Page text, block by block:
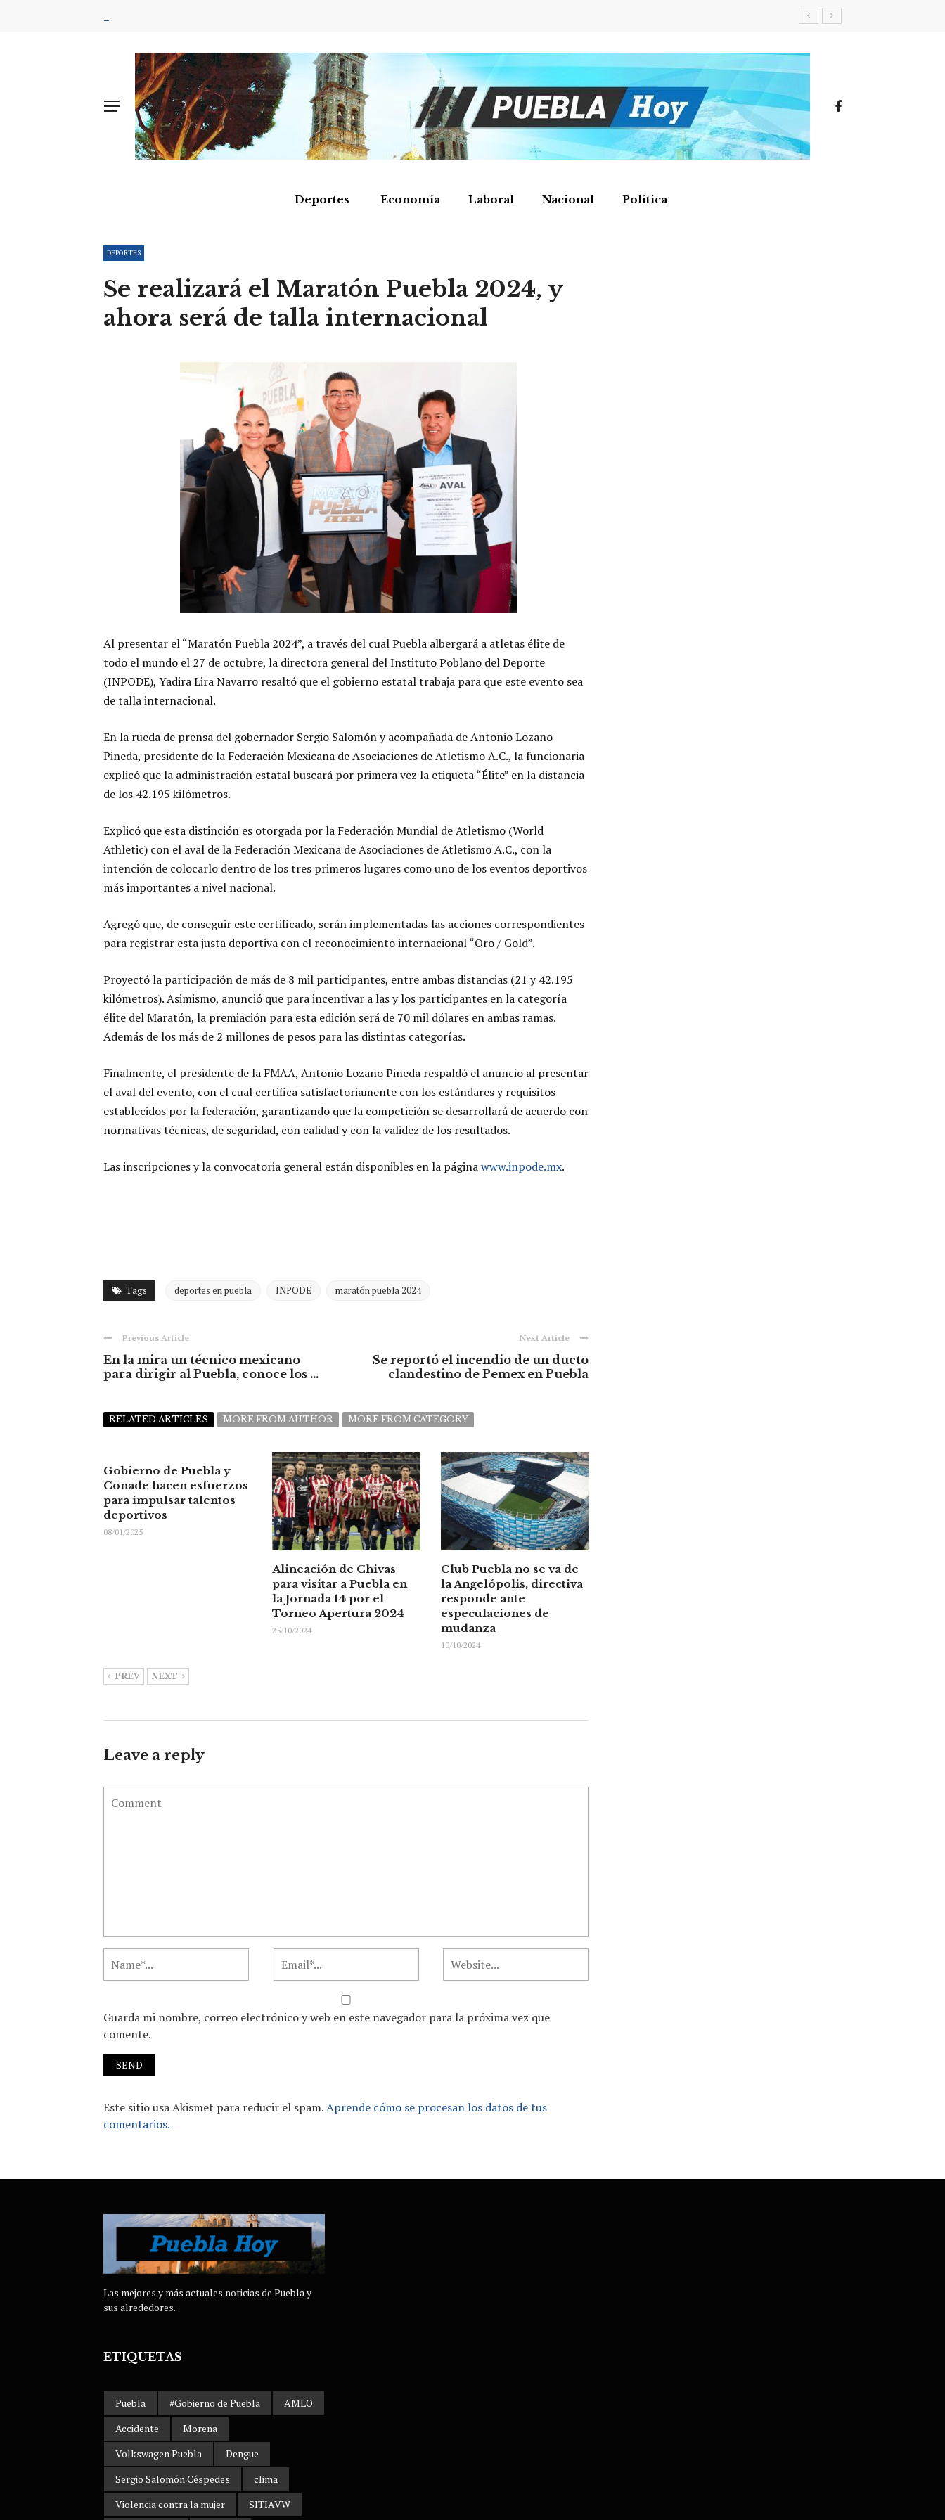
Deportes Economía Laboral Nacional Política
DEPORTES
Se realizará el Maratón Puebla 2024, y
ahora será de talla internacional
Al presentar el “Maratón Puebla 2024”, a través del cual Puebla albergará a atletas élite de
todo el mundo el 27 de octubre, la directora general del Instituto Poblano del Deporte
(INPODE), Yadira Lira Navarro resaltó que el gobierno estatal trabaja para que este evento sea
de talla internacional.
En la rueda de prensa del gobernador Sergio Salomón y acompañada de Antonio Lozano
Pineda, presidente de la Federación Mexicana de Asociaciones de Atletismo A.C., la funcionaria
explicó que la administración estatal buscará por primera vez la etiqueta “Élite” en la distancia
de los 42.195 kilómetros.
Explicó que esta distinción es otorgada por la Federación Mundial de Atletismo (World
Athletic) con el aval de la Federación Mexicana de Asociaciones de Atletismo A.C., con la
intención de colocarlo dentro de los tres primeros lugares como uno de los eventos deportivos
más importantes a nivel nacional.
Agregó que, de conseguir este certificado, serán implementadas las acciones correspondientes
para registrar esta justa deportiva con el reconocimiento internacional “Oro / Gold”.
Proyectó la participación de más de 8 mil participantes, entre ambas distancias (21 y 42.195
kilómetros). Asimismo, anunció que para incentivar a las y los participantes en la categoría
élite del Maratón, la premiación para esta edición será de 70 mil dólares en ambas ramas.
Además de los más de 2 millones de pesos para las distintas categorías.
Finalmente, el presidente de la FMAA, Antonio Lozano Pineda respaldó el anuncio al presentar
el aval del evento, con el cual certifica satisfactoriamente con los estándares y requisitos
establecidos por la federación, garantizando que la competición se desarrollará de acuerdo con
normativas técnicas, de seguridad, con calidad y con la validez de los resultados.
Las inscripciones y la convocatoria general están disponibles en la páginawww.inpode.mx.
Tags deportes en puebla INPODE maratón puebla 2024
Previous Article
En la mira un técnico mexicano
para dirigir al Puebla, conoce los ...
Next Article
Se reportó el incendio de un ducto
clandestino de Pemex en Puebla
RELATED ARTICLES MORE FROM AUTHOR MORE FROM CATEGORY
Gobierno de Puebla y
Conade hacen esfuerzos
para impulsar talentos
deportivos
08/01/2025
Alineación de Chivas
para visitar a Puebla en
la Jornada 14 por el
Torneo Apertura 2024
25/10/2024
Club Puebla no se va de
la Angelópolis, directiva
responde ante
especulaciones de
mudanza
10/10/2024
PREV NEXT
Leave a reply
Guarda mi nombre, correo electrónico y web en este navegador para la próxima vez que
comente.
Este sitio usa Akismet para reducir el spam.Aprende cómo se procesan los datos de tus
comentarios.
Las mejores y más actuales noticias de Puebla y
sus alrededores.
ETIQUETAS
Puebla #Gobierno de Puebla
AMLO
Accidente
Morena
Volkswagen Puebla
Dengue
Sergio Salomón Céspedes
clima
Violencia contra la mujer
SITIAVW